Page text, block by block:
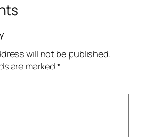
will not be published.
are marked*